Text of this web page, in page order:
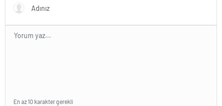
En az 10 karakter gerekli